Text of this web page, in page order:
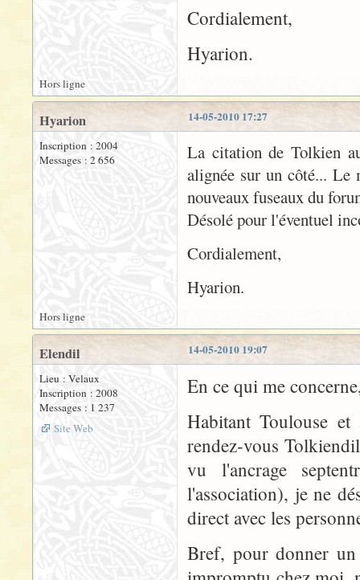
Cordialement,
Hyarion.
Hors ligne
14-05-2010 17:27
Hyarion
Inscription : 2004
Messages : 2 656
La citation de Tolkien
alignée sur un côté... Le
nouveaux fuseaux du
Désolé pour l'éventuel
Cordialement,
Hyarion.
Hors ligne
14-05-2010 19:07
Elendil
Lieu : Velaux
Inscription : 2008
Messages : 1 237
Site Web
En ce qui me
Habitant Toulouse
rendez-vous
vu l'ancrage
l'association), je ne
direct avec les
Bref, pour donner